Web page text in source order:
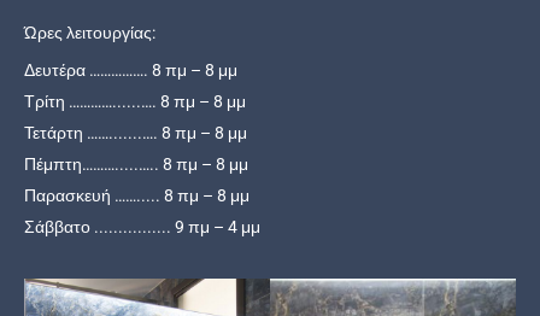
Ώρες λειτουργίας:
Δευτέρα ……………. 8 πμ – 8 μμ
Τρίτη …………......…. 8 πμ – 8 μμ
Τετάρτη …….......…. 8 πμ – 8 μμ
Πέμπτη……….....….. 8 πμ – 8 μμ
Παρασκευή ……..... 8 πμ – 8 μμ
Σάββατο ................ 9 πμ – 4 μμ